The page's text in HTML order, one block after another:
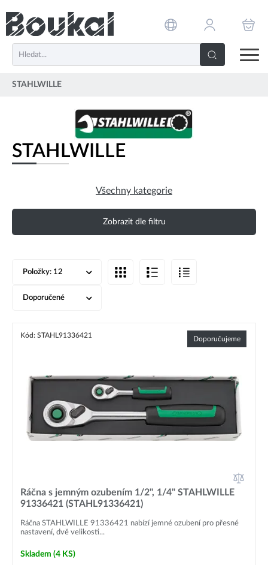
STAHLWILLE
STAHLWILLE
Všechny kategorie
Zobrazit dle filtru
Položky: 12
Doporučené
Kód: STAHL91336421 Doporučujeme
Ráčna s jemným ozubením 1/2", 1/4" STAHLWILLE
91336421 (STAHL91336421)
Ráčna STAHLWILLE 91336421 nabízí jemné ozubení pro přesné
nastavení, dvě velikosti...
Skladem (4 KS)